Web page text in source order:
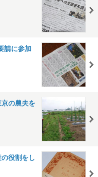
請に参加
の農夫を
役割をし